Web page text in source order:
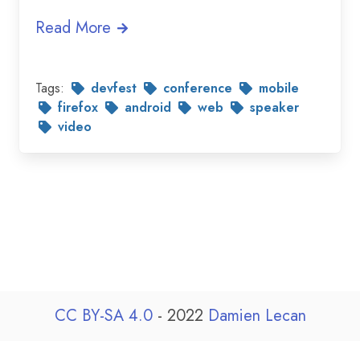
Read More
Tags: devfest conference
mobile
firefox
android web
speaker
video
CC BY-SA 4.0 - 2022 Damien Lecan